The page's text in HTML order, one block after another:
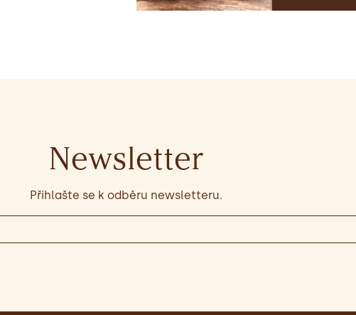
Newsletter
Přihlašte se k odběru newsletteru.